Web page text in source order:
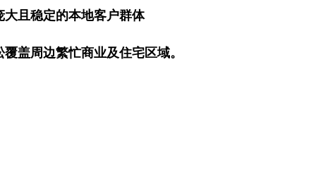
且稳定的本地客户群体
盖周边繁忙商业及住宅区域。